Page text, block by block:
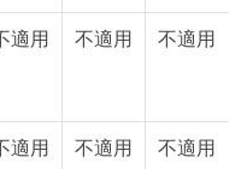
適用 不適用 不適用
適用 不適用 不適用